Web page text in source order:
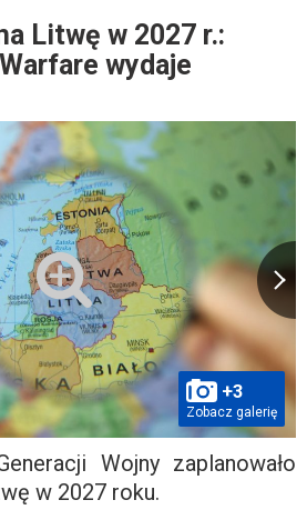
Litwę w 2027 r.:
wydaje
+3
Zobacz galerię
Wojny zaplanowało
w 2027 roku.